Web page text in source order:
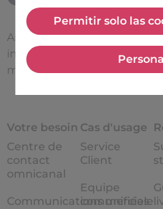
Permitir solo las
Améliorer l’efficacité des
interactions entre une
marque et ses clients
Votre besoin
Centre de
contact
omnicanal
Communications unifiées
Cas d'usage
Service
Client
Equipe
commerciale